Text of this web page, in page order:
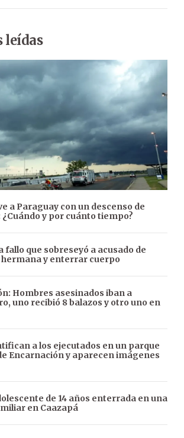
leídas
a Paraguay con un descenso de
¿Cuándo y por cuánto tiempo?
fallo que sobreseyó a acusado de
hermana y enterrar cuerpo
Hombres asesinados iban a
uno recibió 8 balazos y otro uno en
a los ejecutados en un parque
Encarnación y aparecen imágenes
de 14 años enterrada en una
en Caazapá